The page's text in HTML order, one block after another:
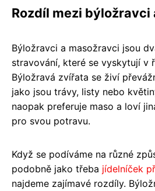
Rozdíl mezi býložravci
Býložravci a masožravci jsou
stravování, které se vyskytují v
Býložravá zvířata se živí
jako jsou trávy, listy nebo
naopak preferuje maso a loví
pro svou potravu.
Když se podíváme na různé
podobně jako třeba jídelníček
najdeme zajímavé rozdíly.